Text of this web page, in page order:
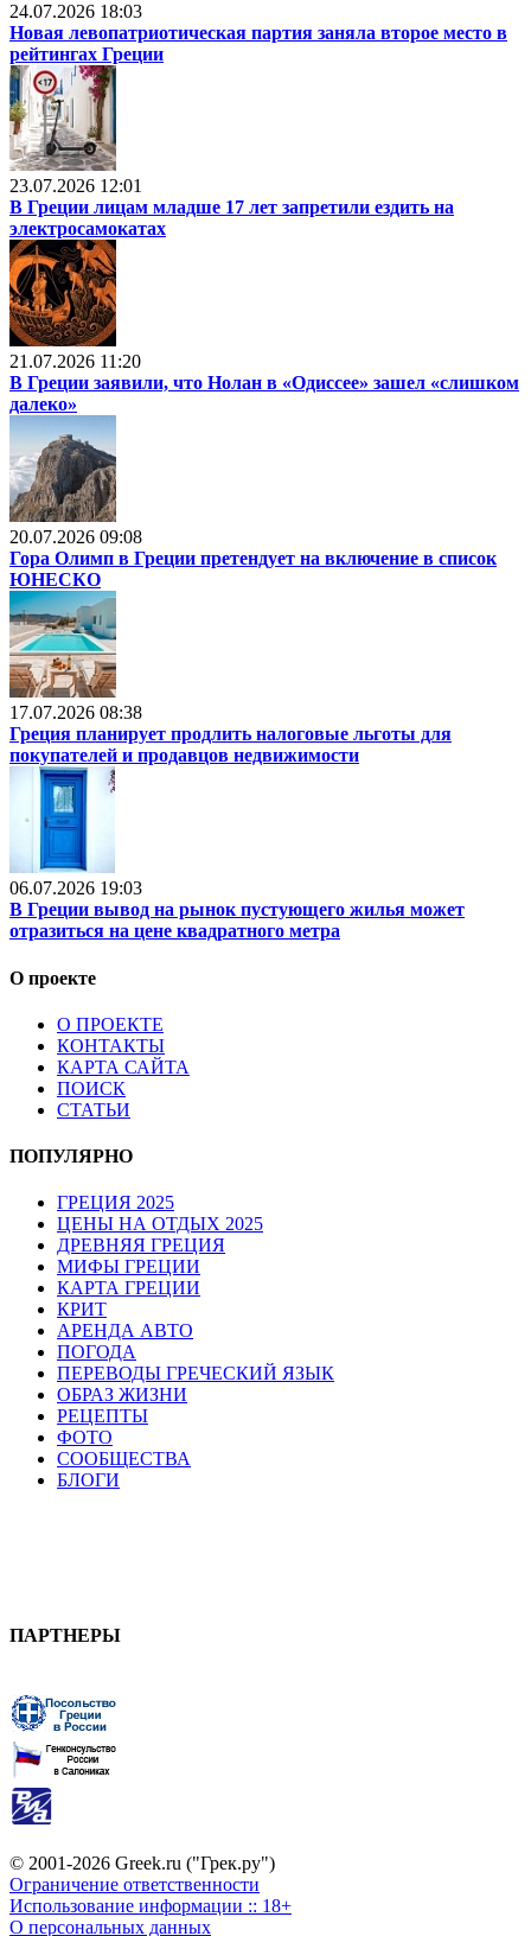
24.07.2026 18:03
Новая левопатриотическая партия заняла второе место в
рейтингах Греции
23.07.2026 12:01
В Греции лицам младше 17 лет запретили ездить на
электросамокатах
21.07.2026 11:20
В Греции заявили, что Нолан в «Одиссее» зашел «слишком
далеко»
20.07.2026 09:08
Гора Олимп в Греции претендует на включение в список
ЮНЕСКО
17.07.2026 08:38
Греция планирует продлить налоговые льготы для
покупателей и продавцов недвижимости
06.07.2026 19:03
В Греции вывод на рынок пустующего жилья может
отразиться на цене квадратного метра
О проекте
О ПРОЕКТЕ
КОНТАКТЫ
КАРТА САЙТА
ПОИСК
СТАТЬИ
ПОПУЛЯРНО
ГРЕЦИЯ 2025
ЦЕНЫ НА ОТДЫХ 2025
ДРЕВНЯЯ ГРЕЦИЯ
МИФЫ ГРЕЦИИ
КАРТА ГРЕЦИИ
КРИТ
АРЕНДА АВТО
ПОГОДА
ПЕРЕВОДЫ ГРЕЧЕСКИЙ ЯЗЫК
ОБРАЗ ЖИЗНИ
РЕЦЕПТЫ
ФОТО
СООБЩЕСТВА
БЛОГИ
ПАРТНЕРЫ
© 2001-2026 Greek.ru ("Грек.ру")
Ограничение ответственности
Использование информации :: 18+
О персональных данных